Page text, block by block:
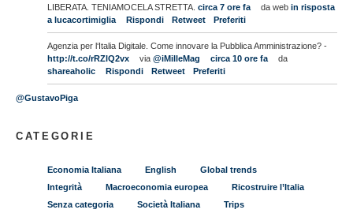
LIBERATA. TENIAMOCELA STRETTA. circa 7 ore fa da web in risposta
a lucacortimiglia
Rispondi Retweet Preferiti
Agenzia per l‘Italia Digitale. Come innovare la Pubblica Amministrazione? -
http://t.co/rRZlQ2vx
via @iMilleMag circa 10 ore fa
da
shareaholic
Rispondi Retweet Preferiti
@GustavoPiga
CATEGORIE
Economia Italiana English
Global trends
Integrità
Macroeconomia europea
Ricostruire l’Italia
Senza categoria
Società Italiana Trips